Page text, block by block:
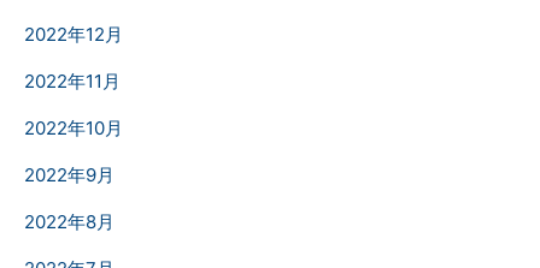
2022年12月
2022年11月
2022年10月
2022年9月
2022年8月